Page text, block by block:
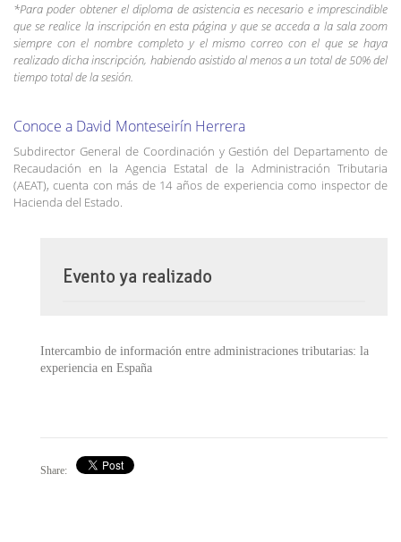
*Para poder obtener el diploma de asistencia es necesario e imprescindible
que se realice la inscripción en esta página y que se acceda a la sala zoom
siempre con el nombre completo y el mismo correo con el que se haya
realizado dicha inscripción, habiendo asistido al menos a un total de 50% del
tiempo total de la sesión.
Conoce a David Monteseirín Herrera
Subdirector General de Coordinación y Gestión del Departamento de
Recaudación en la Agencia Estatal de la Administración Tributaria
(AEAT), cuenta con más de 14 años de experiencia como inspector de
Hacienda del Estado.
Evento ya realizado
Intercambio de información entre administraciones tributarias: la
experiencia en España
Share: